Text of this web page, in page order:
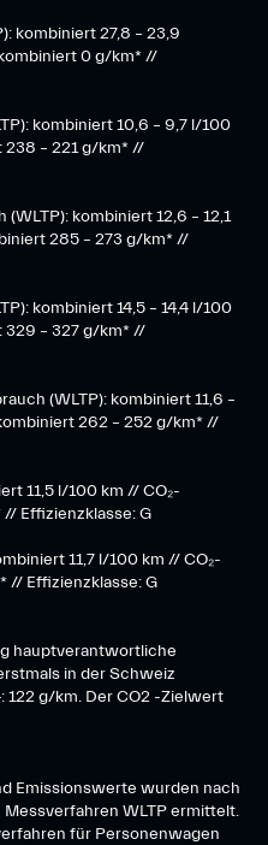
kombiniert 27,8 – 23,9
0 g/km* //
kombiniert 10,6 – 9,7 l/100
238 – 221 g/km* //
kombiniert 12,6 – 12,1
285 – 273 g/km* //
kombiniert 14,5 – 14,4 l/100
329 – 327 g/km* //
(WLTP): kombiniert 11,6 –
262 – 252 g/km* //
11,5 l/100 km // CO₂-
Effizienzklasse: G
11,7 l/100 km // CO₂-
// Effizienzklasse: G
hauptverantwortliche
in der Schweiz
g/km. Der CO2 -Zielwert
Emissionswerte wurden nach
WLTP ermittelt.
für Personenwagen